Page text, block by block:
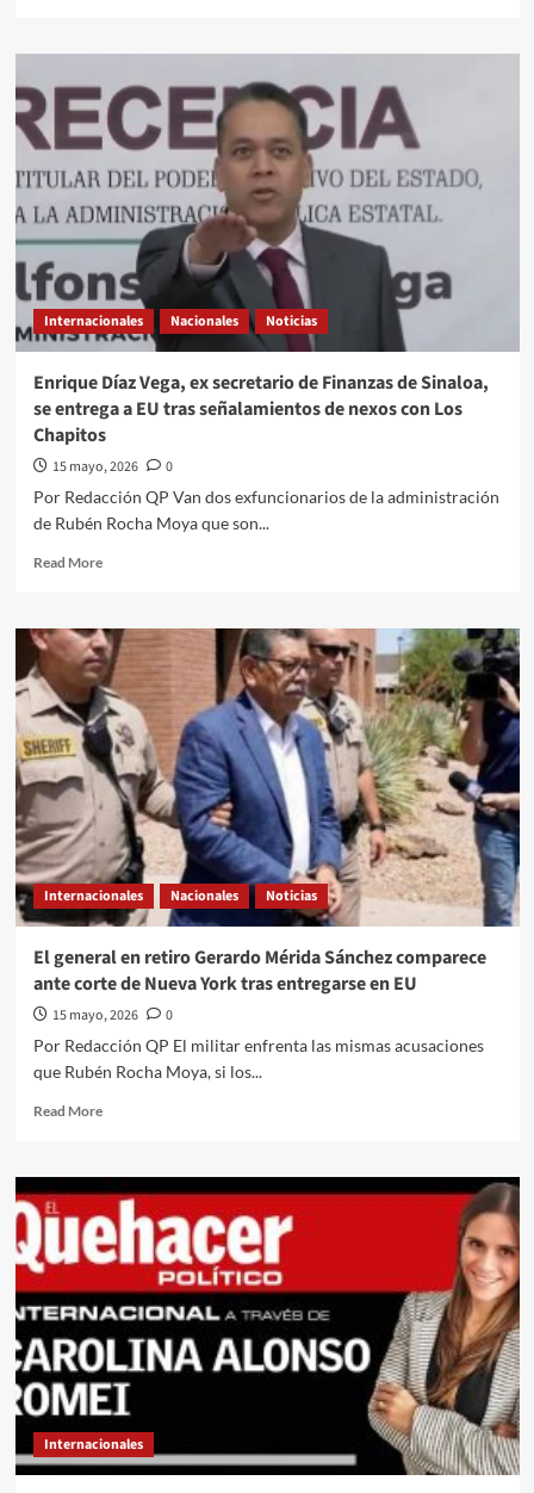
Sheinbaum
reúne
con
el
secretario
de
Seguridad
reforzarán
coordinación
bilateral
Internacionales Nacionales Noticias
Enrique Díaz Vega, ex secretario de Finanzas de Sinaloa,
se entrega a EU tras señalamientos de nexos con Los
Chapitos
15 mayo, 2026
0
Por Redacción QP Van dos exfuncionarios de la administración
de Rubén Rocha Moya que son...
Read MoreRead
Enrique
Díaz
Vega,
ex
secretario
de
Finanzas
de
Sinaloa,
entrega
a
EU
tras
de
nexos
con
Chapitos
Internacionales Nacionales Noticias
El general en retiro Gerardo Mérida Sánchez comparece
ante corte de Nueva York tras entregarse en EU
15 mayo, 2026
0
Por Redacción QP El militar enfrenta las mismas acusaciones
que Rubén Rocha Moya, si los...
Read MoreRead
El
general
en
retiro
Gerardo
Mérida
Sánchez
comparece
ante
corte
de
York
tras
Internacionales